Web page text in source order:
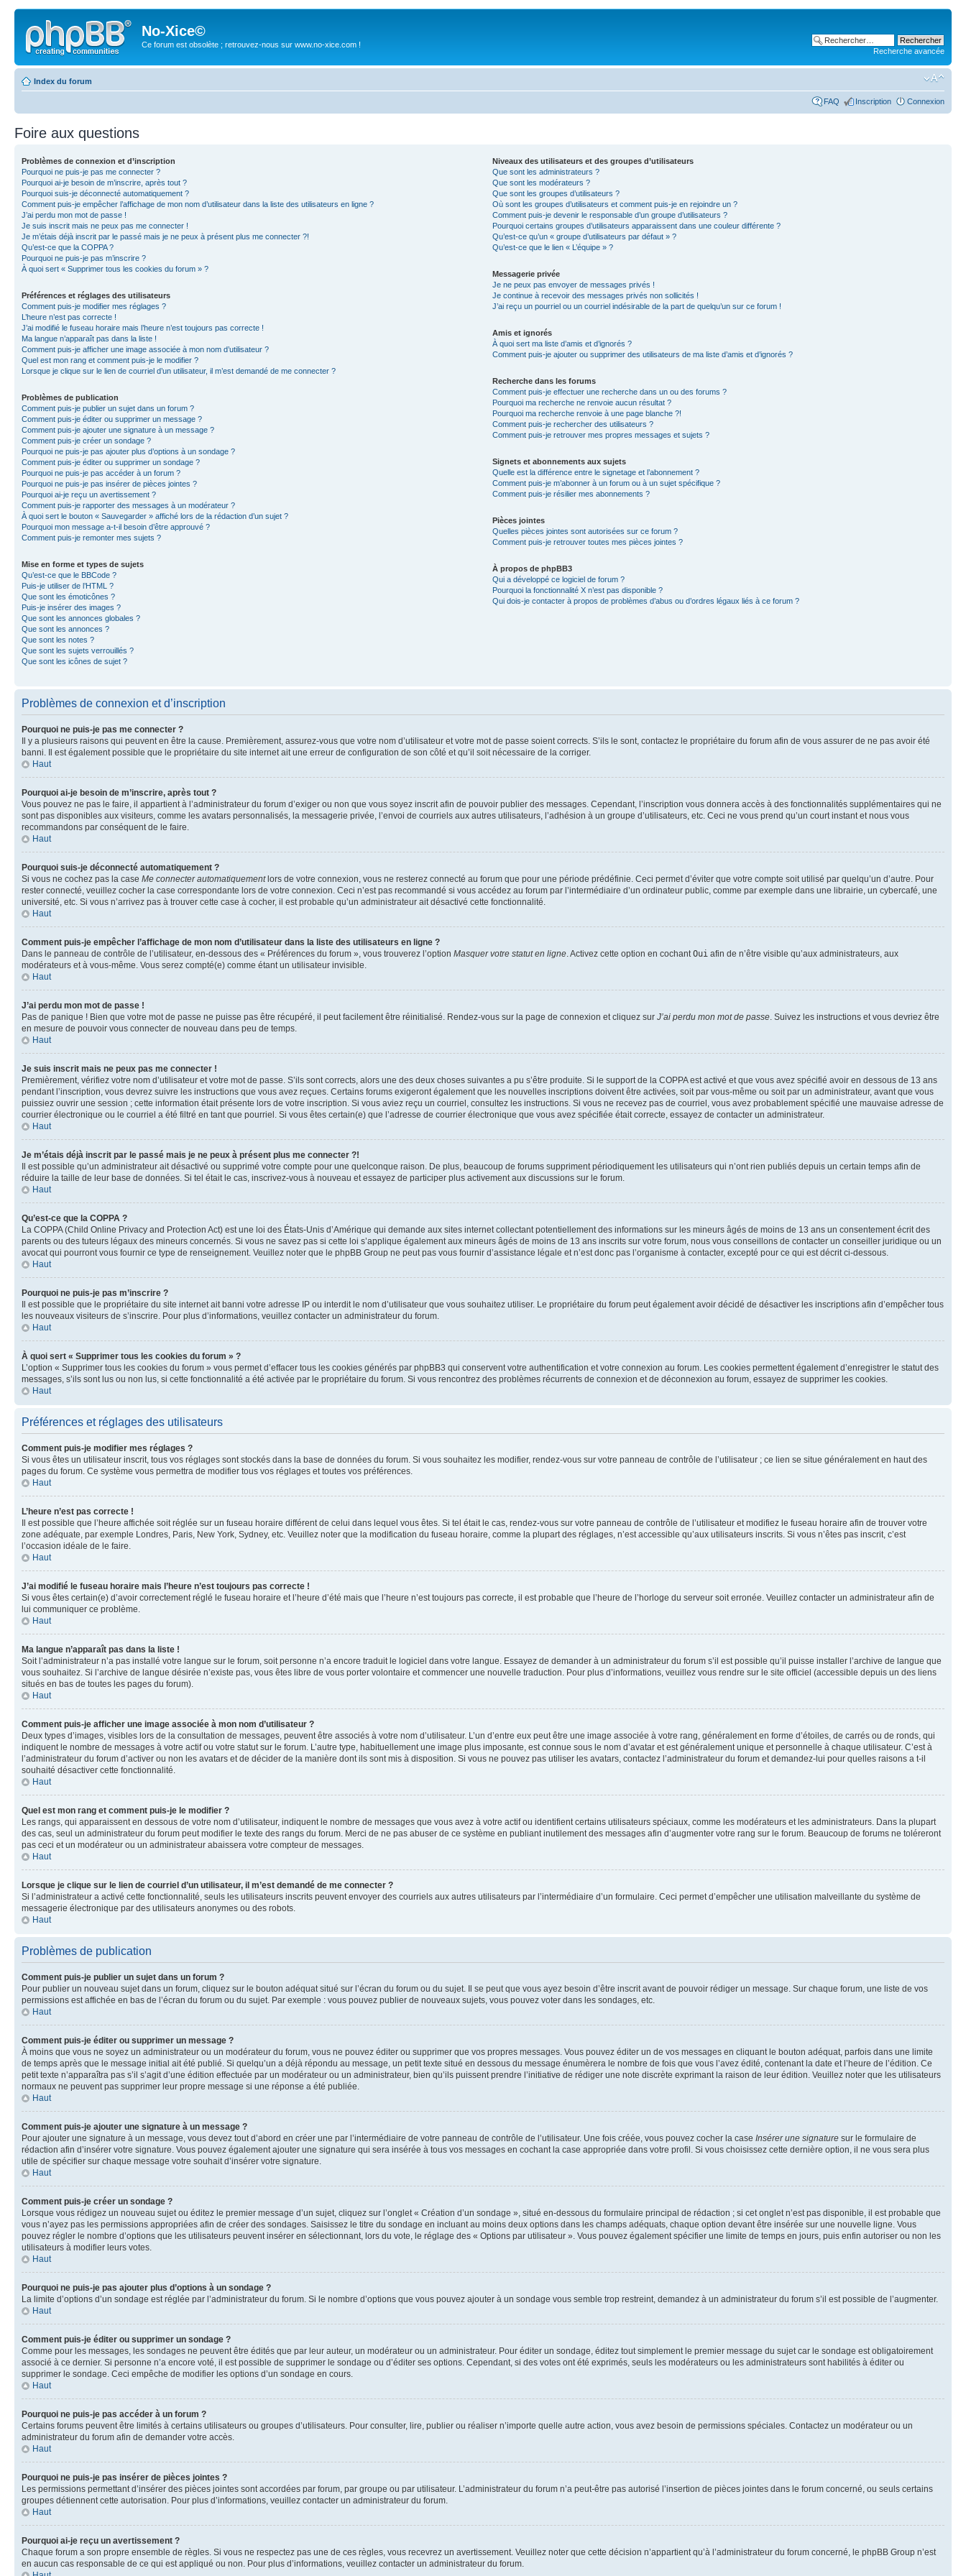
No-Xice©
Ce forum est obsolète ; retrouvez-nous sur www.no-xice.com !
Recherche avancée
Index du forum
FAQ Inscription Connexion
Foire aux questions
Problèmes de connexion et d’inscription
Pourquoi ne puis-je pas me connecter ?
Pourquoi ai-je besoin de m’inscrire, après tout ?
Pourquoi suis-je déconnecté automatiquement ?
Comment puis-je empêcher l’affichage de mon nom d’utilisateur dans la liste des utilisateurs en ligne ?
J’ai perdu mon mot de passe !
Je suis inscrit mais ne peux pas me connecter !
Je m’étais déjà inscrit par le passé mais je ne peux à présent plus me connecter ?!
Qu’est-ce que la COPPA ?
Pourquoi ne puis-je pas m’inscrire ?
À quoi sert « Supprimer tous les cookies du forum » ?
Préférences et réglages des utilisateurs
Comment puis-je modifier mes réglages ?
L’heure n’est pas correcte !
J’ai modifié le fuseau horaire mais l’heure n’est toujours pas correcte !
Ma langue n’apparaît pas dans la liste !
Comment puis-je afficher une image associée à mon nom d’utilisateur ?
Quel est mon rang et comment puis-je le modifier ?
Lorsque je clique sur le lien de courriel d’un utilisateur, il m’est demandé de me connecter ?
Problèmes de publication
Comment puis-je publier un sujet dans un forum ?
Comment puis-je éditer ou supprimer un message ?
Comment puis-je ajouter une signature à un message ?
Comment puis-je créer un sondage ?
Pourquoi ne puis-je pas ajouter plus d’options à un sondage ?
Comment puis-je éditer ou supprimer un sondage ?
Pourquoi ne puis-je pas accéder à un forum ?
Pourquoi ne puis-je pas insérer de pièces jointes ?
Pourquoi ai-je reçu un avertissement ?
Comment puis-je rapporter des messages à un modérateur ?
À quoi sert le bouton « Sauvegarder » affiché lors de la rédaction d’un sujet ?
Pourquoi mon message a-t-il besoin d’être approuvé ?
Comment puis-je remonter mes sujets ?
Mise en forme et types de sujets
Qu’est-ce que le BBCode ?
Puis-je utiliser de l’HTML ?
Que sont les émoticônes ?
Puis-je insérer des images ?
Que sont les annonces globales ?
Que sont les annonces ?
Que sont les notes ?
Que sont les sujets verrouillés ?
Que sont les icônes de sujet ?
Niveaux des utilisateurs et des groupes d’utilisateurs
Que sont les administrateurs ?
Que sont les modérateurs ?
Que sont les groupes d’utilisateurs ?
Où sont les groupes d’utilisateurs et comment puis-je en rejoindre un ?
Comment puis-je devenir le responsable d’un groupe d’utilisateurs ?
Pourquoi certains groupes d’utilisateurs apparaissent dans une couleur différente ?
Qu’est-ce qu’un « groupe d’utilisateurs par défaut » ?
Qu’est-ce que le lien « L’équipe » ?
Messagerie privée
Je ne peux pas envoyer de messages privés !
Je continue à recevoir des messages privés non sollicités !
J’ai reçu un pourriel ou un courriel indésirable de la part de quelqu’un sur ce forum !
Amis et ignorés
À quoi sert ma liste d’amis et d’ignorés ?
Comment puis-je ajouter ou supprimer des utilisateurs de ma liste d’amis et d’ignorés ?
Recherche dans les forums
Comment puis-je effectuer une recherche dans un ou des forums ?
Pourquoi ma recherche ne renvoie aucun résultat ?
Pourquoi ma recherche renvoie à une page blanche ?!
Comment puis-je rechercher des utilisateurs ?
Comment puis-je retrouver mes propres messages et sujets ?
Signets et abonnements aux sujets
Quelle est la différence entre le signetage et l’abonnement ?
Comment puis-je m’abonner à un forum ou à un sujet spécifique ?
Comment puis-je résilier mes abonnements ?
Pièces jointes
Quelles pièces jointes sont autorisées sur ce forum ?
Comment puis-je retrouver toutes mes pièces jointes ?
À propos de phpBB3
Qui a développé ce logiciel de forum ?
Pourquoi la fonctionnalité X n’est pas disponible ?
Qui dois-je contacter à propos de problèmes d’abus ou d’ordres légaux liés à ce forum ?
Problèmes de connexion et d’inscription
Pourquoi ne puis-je pas me connecter ?
Il y a plusieurs raisons qui peuvent en être la cause. Premièrement, assurez-vous que votre nom d’utilisateur et votre mot de passe soient corrects. S’ils le sont, contactez le propriétaire du forum afin de vous assurer de ne pas avoir été
banni. Il est également possible que le propriétaire du site internet ait une erreur de configuration de son côté et qu’il soit nécessaire de la corriger.
Haut
Pourquoi ai-je besoin de m’inscrire, après tout ?
Vous pouvez ne pas le faire, il appartient à l’administrateur du forum d’exiger ou non que vous soyez inscrit afin de pouvoir publier des messages. Cependant, l’inscription vous donnera accès à des fonctionnalités supplémentaires qui ne
sont pas disponibles aux visiteurs, comme les avatars personnalisés, la messagerie privée, l’envoi de courriels aux autres utilisateurs, l’adhésion à un groupe d’utilisateurs, etc. Ceci ne vous prend qu’un court instant et nous vous
recommandons par conséquent de le faire.
Haut
Pourquoi suis-je déconnecté automatiquement ?
Si vous ne cochez pas la case Me connecter automatiquementlors de votre connexion, vous ne resterez connecté au forum que pour une période prédéfinie. Ceci permet d’éviter que votre compte soit utilisé par quelqu’un d’autre. Pour
rester connecté, veuillez cocher la case correspondante lors de votre connexion. Ceci n’est pas recommandé si vous accédez au forum par l’intermédiaire d’un ordinateur public, comme par exemple dans une librairie, un cybercafé, une
université, etc. Si vous n’arrivez pas à trouver cette case à cocher, il est probable qu’un administrateur ait désactivé cette fonctionnalité.
Haut
Comment puis-je empêcher l’affichage de mon nom d’utilisateur dans la liste des utilisateurs en ligne ?
Dans le panneau de contrôle de l’utilisateur, en-dessous des « Préférences du forum », vous trouverez l’option Masquer votre statut en ligne . Activez cette option en cochant Oui afin de n’être visible qu’aux administrateurs, aux
modérateurs et à vous-même. Vous serez compté(e) comme étant un utilisateur invisible.
Haut
J’ai perdu mon mot de passe !
Pas de panique ! Bien que votre mot de passe ne puisse pas être récupéré, il peut facilement être réinitialisé. Rendez-vous sur la page de connexion et cliquez sur J’ai perdu mon mot de passe . Suivez les instructions et vous devriez être
en mesure de pouvoir vous connecter de nouveau dans peu de temps.
Haut
Je suis inscrit mais ne peux pas me connecter !
Premièrement, vérifiez votre nom d’utilisateur et votre mot de passe. S’ils sont corrects, alors une des deux choses suivantes a pu s’être produite. Si le support de la COPPA est activé et que vous avez spécifié avoir en dessous de 13 ans
pendant l’inscription, vous devrez suivre les instructions que vous avez reçues. Certains forums exigeront également que les nouvelles inscriptions doivent être activées, soit par vous-même ou soit par un administrateur, avant que vous
puissiez ouvrir une session ; cette information était présente lors de votre inscription. Si vous aviez reçu un courriel, consultez les instructions. Si vous ne recevez pas de courriel, vous avez probablement spécifié une mauvaise adresse de
courrier électronique ou le courriel a été filtré en tant que pourriel. Si vous êtes certain(e) que l’adresse de courrier électronique que vous avez spécifiée était correcte, essayez de contacter un administrateur.
Haut
Je m’étais déjà inscrit par le passé mais je ne peux à présent plus me connecter ?!
Il est possible qu’un administrateur ait désactivé ou supprimé votre compte pour une quelconque raison. De plus, beaucoup de forums suppriment périodiquement les utilisateurs qui n’ont rien publiés depuis un certain temps afin de
réduire la taille de leur base de données. Si tel était le cas, inscrivez-vous à nouveau et essayez de participer plus activement aux discussions sur le forum.
Haut
Qu’est-ce que la COPPA ?
La COPPA (Child Online Privacy and Protection Act) est une loi des États-Unis d’Amérique qui demande aux sites internet collectant potentiellement des informations sur les mineurs âgés de moins de 13 ans un consentement écrit des
parents ou des tuteurs légaux des mineurs concernés. Si vous ne savez pas si cette loi s’applique également aux mineurs âgés de moins de 13 ans inscrits sur votre forum, nous vous conseillons de contacter un conseiller juridique ou un
avocat qui pourront vous fournir ce type de renseignement. Veuillez noter que le phpBB Group ne peut pas vous fournir d’assistance légale et n’est donc pas l’organisme à contacter, excepté pour ce qui est décrit ci-dessous.
Haut
Pourquoi ne puis-je pas m’inscrire ?
Il est possible que le propriétaire du site internet ait banni votre adresse IP ou interdit le nom d’utilisateur que vous souhaitez utiliser. Le propriétaire du forum peut également avoir décidé de désactiver les inscriptions afin d’empêcher tous
les nouveaux visiteurs de s’inscrire. Pour plus d’informations, veuillez contacter un administrateur du forum.
Haut
À quoi sert « Supprimer tous les cookies du forum » ?
L’option « Supprimer tous les cookies du forum » vous permet d’effacer tous les cookies générés par phpBB3 qui conservent votre authentification et votre connexion au forum. Les cookies permettent également d’enregistrer le statut des
messages, s’ils sont lus ou non lus, si cette fonctionnalité a été activée par le propriétaire du forum. Si vous rencontrez des problèmes récurrents de connexion et de déconnexion au forum, essayez de supprimer les cookies.
Haut
Préférences et réglages des utilisateurs
Comment puis-je modifier mes réglages ?
Si vous êtes un utilisateur inscrit, tous vos réglages sont stockés dans la base de données du forum. Si vous souhaitez les modifier, rendez-vous sur votre panneau de contrôle de l’utilisateur ; ce lien se situe généralement en haut des
pages du forum. Ce système vous permettra de modifier tous vos réglages et toutes vos préférences.
Haut
L’heure n’est pas correcte !
Il est possible que l’heure affichée soit réglée sur un fuseau horaire différent de celui dans lequel vous êtes. Si tel était le cas, rendez-vous sur votre panneau de contrôle de l’utilisateur et modifiez le fuseau horaire afin de trouver votre
zone adéquate, par exemple Londres, Paris, New York, Sydney, etc. Veuillez noter que la modification du fuseau horaire, comme la plupart des réglages, n’est accessible qu’aux utilisateurs inscrits. Si vous n’êtes pas inscrit, c’est
l’occasion idéale de le faire.
Haut
J’ai modifié le fuseau horaire mais l’heure n’est toujours pas correcte !
Si vous êtes certain(e) d’avoir correctement réglé le fuseau horaire et l’heure d’été mais que l’heure n’est toujours pas correcte, il est probable que l’heure de l’horloge du serveur soit erronée. Veuillez contacter un administrateur afin de
lui communiquer ce problème.
Haut
Ma langue n’apparaît pas dans la liste !
Soit l’administrateur n’a pas installé votre langue sur le forum, soit personne n’a encore traduit le logiciel dans votre langue. Essayez de demander à un administrateur du forum s’il est possible qu’il puisse installer l’archive de langue que
vous souhaitez. Si l’archive de langue désirée n’existe pas, vous êtes libre de vous porter volontaire et commencer une nouvelle traduction. Pour plus d’informations, veuillez vous rendre sur le site officiel (accessible depuis un des liens
situés en bas de toutes les pages du forum).
Haut
Comment puis-je afficher une image associée à mon nom d’utilisateur ?
Deux types d’images, visibles lors de la consultation de messages, peuvent être associés à votre nom d’utilisateur. L’un d’entre eux peut être une image associée à votre rang, généralement en forme d’étoiles, de carrés ou de ronds, qui
indiquent le nombre de messages à votre actif ou votre statut sur le forum. L’autre type, habituellement une image plus imposante, est connue sous le nom d’avatar et est généralement unique et personnelle à chaque utilisateur. C’est à
l’administrateur du forum d’activer ou non les avatars et de décider de la manière dont ils sont mis à disposition. Si vous ne pouvez pas utiliser les avatars, contactez l’administrateur du forum et demandez-lui pour quelles raisons a t-il
souhaité désactiver cette fonctionnalité.
Haut
Quel est mon rang et comment puis-je le modifier ?
Les rangs, qui apparaissent en dessous de votre nom d’utilisateur, indiquent le nombre de messages que vous avez à votre actif ou identifient certains utilisateurs spéciaux, comme les modérateurs et les administrateurs. Dans la plupart
des cas, seul un administrateur du forum peut modifier le texte des rangs du forum. Merci de ne pas abuser de ce système en publiant inutilement des messages afin d’augmenter votre rang sur le forum. Beaucoup de forums ne toléreront
pas ceci et un modérateur ou un administrateur abaissera votre compteur de messages.
Haut
Lorsque je clique sur le lien de courriel d’un utilisateur, il m’est demandé de me connecter ?
Si l’administrateur a activé cette fonctionnalité, seuls les utilisateurs inscrits peuvent envoyer des courriels aux autres utilisateurs par l’intermédiaire d’un formulaire. Ceci permet d’empêcher une utilisation malveillante du système de
messagerie électronique par des utilisateurs anonymes ou des robots.
Haut
Problèmes de publication
Comment puis-je publier un sujet dans un forum ?
Pour publier un nouveau sujet dans un forum, cliquez sur le bouton adéquat situé sur l’écran du forum ou du sujet. Il se peut que vous ayez besoin d’être inscrit avant de pouvoir rédiger un message. Sur chaque forum, une liste de vos
permissions est affichée en bas de l’écran du forum ou du sujet. Par exemple : vous pouvez publier de nouveaux sujets, vous pouvez voter dans les sondages, etc.
Haut
Comment puis-je éditer ou supprimer un message ?
À moins que vous ne soyez un administrateur ou un modérateur du forum, vous ne pouvez éditer ou supprimer que vos propres messages. Vous pouvez éditer un de vos messages en cliquant le bouton adéquat, parfois dans une limite
de temps après que le message initial ait été publié. Si quelqu’un a déjà répondu au message, un petit texte situé en dessous du message énumèrera le nombre de fois que vous l’avez édité, contenant la date et l’heure de l’édition. Ce
petit texte n’apparaîtra pas s’il s’agit d’une édition effectuée par un modérateur ou un administrateur, bien qu’ils puissent prendre l’initiative de rédiger une note discrète exprimant la raison de leur édition. Veuillez noter que les utilisateurs
normaux ne peuvent pas supprimer leur propre message si une réponse a été publiée.
Haut
Comment puis-je ajouter une signature à un message ?
Pour ajouter une signature à un message, vous devez tout d’abord en créer une par l’intermédiaire de votre panneau de contrôle de l’utilisateur. Une fois créée, vous pouvez cocher la case Insérer une signature sur le formulaire de
rédaction afin d’insérer votre signature. Vous pouvez également ajouter une signature qui sera insérée à tous vos messages en cochant la case appropriée dans votre profil. Si vous choisissez cette dernière option, il ne vous sera plus
utile de spécifier sur chaque message votre souhait d’insérer votre signature.
Haut
Comment puis-je créer un sondage ?
Lorsque vous rédigez un nouveau sujet ou éditez le premier message d’un sujet, cliquez sur l’onglet « Création d’un sondage », situé en-dessous du formulaire principal de rédaction ; si cet onglet n’est pas disponible, il est probable que
vous n’ayez pas les permissions appropriées afin de créer des sondages. Saisissez le titre du sondage en incluant au moins deux options dans les champs adéquats, chaque option devant être insérée sur une nouvelle ligne. Vous
pouvez régler le nombre d’options que les utilisateurs peuvent insérer en sélectionnant, lors du vote, le réglage des « Options par utilisateur ». Vous pouvez également spécifier une limite de temps en jours, puis enfin autoriser ou non les
utilisateurs à modifier leurs votes.
Haut
Pourquoi ne puis-je pas ajouter plus d’options à un sondage ?
La limite d’options d’un sondage est réglée par l’administrateur du forum. Si le nombre d’options que vous pouvez ajouter à un sondage vous semble trop restreint, demandez à un administrateur du forum s’il est possible de l’augmenter.
Haut
Comment puis-je éditer ou supprimer un sondage ?
Comme pour les messages, les sondages ne peuvent être édités que par leur auteur, un modérateur ou un administrateur. Pour éditer un sondage, éditez tout simplement le premier message du sujet car le sondage est obligatoirement
associé à ce dernier. Si personne n’a encore voté, il est possible de supprimer le sondage ou d’éditer ses options. Cependant, si des votes ont été exprimés, seuls les modérateurs ou les administrateurs sont habilités à éditer ou
supprimer le sondage. Ceci empêche de modifier les options d’un sondage en cours.
Haut
Pourquoi ne puis-je pas accéder à un forum ?
Certains forums peuvent être limités à certains utilisateurs ou groupes d’utilisateurs. Pour consulter, lire, publier ou réaliser n’importe quelle autre action, vous avez besoin de permissions spéciales. Contactez un modérateur ou un
administrateur du forum afin de demander votre accès.
Haut
Pourquoi ne puis-je pas insérer de pièces jointes ?
Les permissions permettant d’insérer des pièces jointes sont accordées par forum, par groupe ou par utilisateur. L’administrateur du forum n’a peut-être pas autorisé l’insertion de pièces jointes dans le forum concerné, ou seuls certains
groupes détiennent cette autorisation. Pour plus d’informations, veuillez contacter un administrateur du forum.
Haut
Pourquoi ai-je reçu un avertissement ?
Chaque forum a son propre ensemble de règles. Si vous ne respectez pas une de ces règles, vous recevrez un avertissement. Veuillez noter que cette décision n’appartient qu’à l’administrateur du forum concerné, le phpBB Group n’est
en aucun cas responsable de ce qui est appliqué ou non. Pour plus d’informations, veuillez contacter un administrateur du forum.